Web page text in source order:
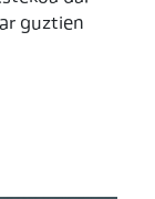
guztien